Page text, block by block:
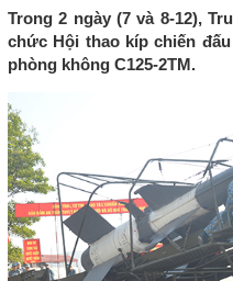
Trong 2 ngày (7 và 8-12),
chức Hội thao kíp chiến
phòng không C125-2TM.